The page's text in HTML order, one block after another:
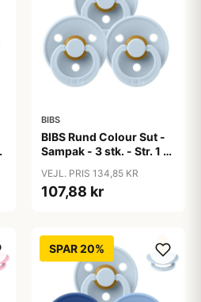
BIBS
BIBS Rund Colour Sut -
Sampak - 3 stk. - Str. 1 -
VEJL. PRIS 134,85 KR
107,88 kr
SPAR 20%